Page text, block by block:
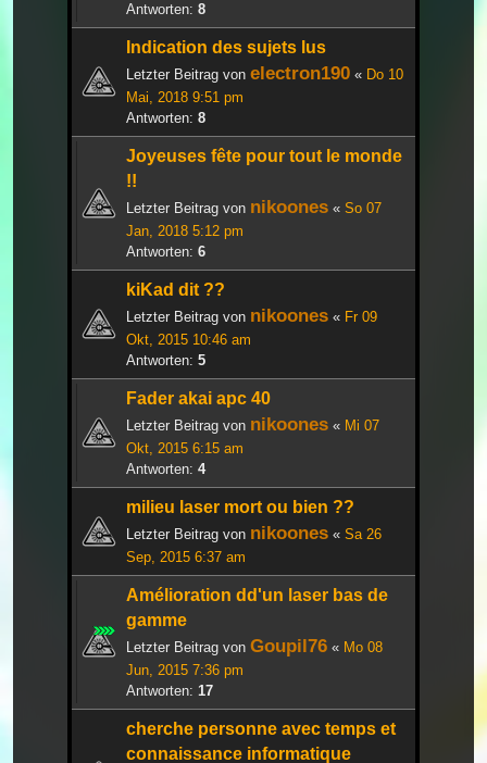
Antworten: 8
Indication des sujets lus
Letzter Beitrag von electron190 « Do 10
Mai, 2018 9:51 pm
Antworten: 8
Joyeuses fête pour tout le monde
!!
Letzter Beitrag von nikoones « So 07
Jan, 2018 5:12 pm
Antworten: 6
kiKad dit ??
Letzter Beitrag von nikoones « Fr 09
Okt, 2015 10:46 am
Antworten: 5
Fader akai apc 40
Letzter Beitrag von nikoones « Mi 07
Okt, 2015 6:15 am
Antworten: 4
milieu laser mort ou bien ??
Letzter Beitrag von nikoones « Sa 26
Sep, 2015 6:37 am
Amélioration dd'un laser bas de
gamme
Letzter Beitrag von Goupil76 « Mo 08
Jun, 2015 7:36 pm
Antworten: 17
cherche personne avec temps et
connaissance informatique